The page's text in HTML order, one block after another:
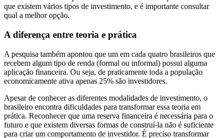
que existem vários tipos de investimento, e é importante consultar
qual a melhor opção.
A diferença entre teoria e prática
A pesquisa também apontou que um em cada quatro brasileiros que
recebem algum tipo de renda (formal ou informal) possui alguma
aplicação financeira. Ou seja, de praticamente toda a população
economicamente ativa apenas 25% são investidores.
Apesar de conhecer as diferentes modalidades de investimento, o
brasileiro encontra dificuldades para transformar essa teoria em
prática. Reconhecer que uma reserva financeira é necessária para o
futuro e que existem diversas formas de construí-la não é suficiente
para criar um comportamento de investidor. É preciso transformar